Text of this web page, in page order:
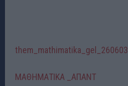
them_mathimatika_gel_260603
ΜΑΘΗΜΑΤΙΚΑ _ΑΠΑΝΤ